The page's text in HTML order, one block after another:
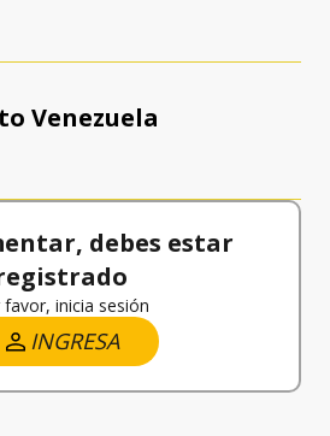
Venezuela
debes estar
favor, inicia sesión
INGRESA